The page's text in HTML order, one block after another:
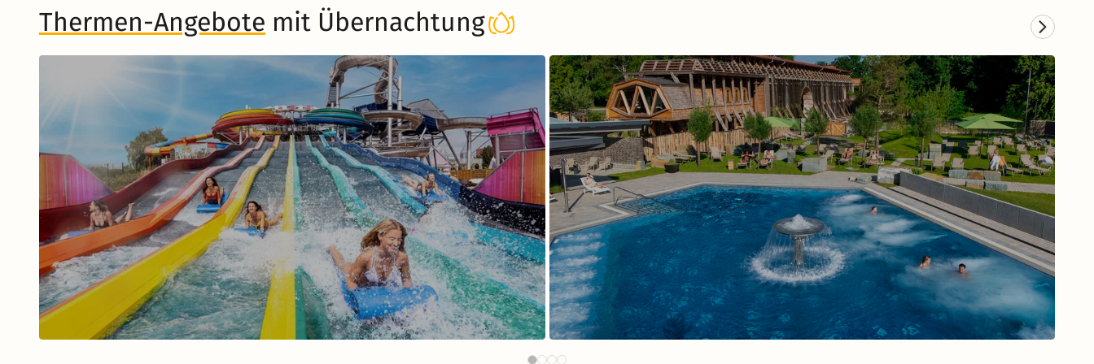
Musical in Berlin
Zum Musical
Thermen-Angebote mit Übernachtung